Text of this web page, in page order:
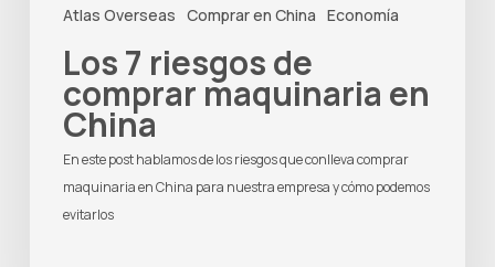
Atlas Overseas Comprar en China Economía
Los 7 riesgos de
comprar maquinaria en
China
En este post hablamos de los riesgos que conlleva comprar
maquinaria en China para nuestra empresa y cómo podemos
evitarlos